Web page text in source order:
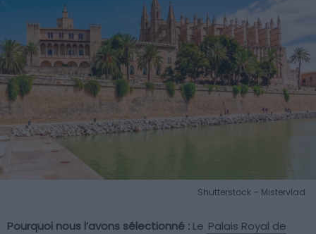
Shutterstock – Mistervlad
Pourquoi nous l’avons sélectionné : Le Palais Royal de